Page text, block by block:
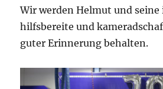
Wir werden Helmut und
hilfsbereite und
guter Erinnerung behalten.